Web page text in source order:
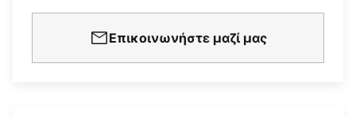
Επικοινωνήστε μαζί μας